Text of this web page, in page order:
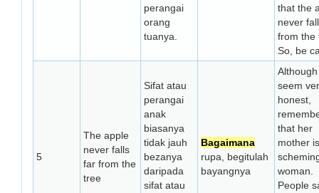
perangai
orang
tuanya.
that the
never
from the
So, be
5
The apple
never falls
far from the
tree
Sifat atau
perangai
anak
biasanya
tidak jauh
bezanya
daripada
sifat atau
Bagaimana
rupa, begitulah
bayangnya
seem
honest,
that her
mother
woman.
People